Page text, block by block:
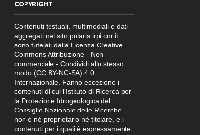
COPYRIGHT
Contenuti testuali, multimediali e dati
aggregati nel sito polaris.irpi.cnr.it
sono tutelati dalla Licenza Creative
Commons Attribuzione - Non
commerciale - Condividi allo stesso
modo (CC BY-NC-SA) 4.0
Internazionale. Fanno eccezione i
contenuti di cui l'Istituto di Ricerca per
la Protezione Idrogeologica del
Consiglio Nazionale delle Ricerche
non è né proprietario né titolare, e i
contenuti per i quali è espressamente